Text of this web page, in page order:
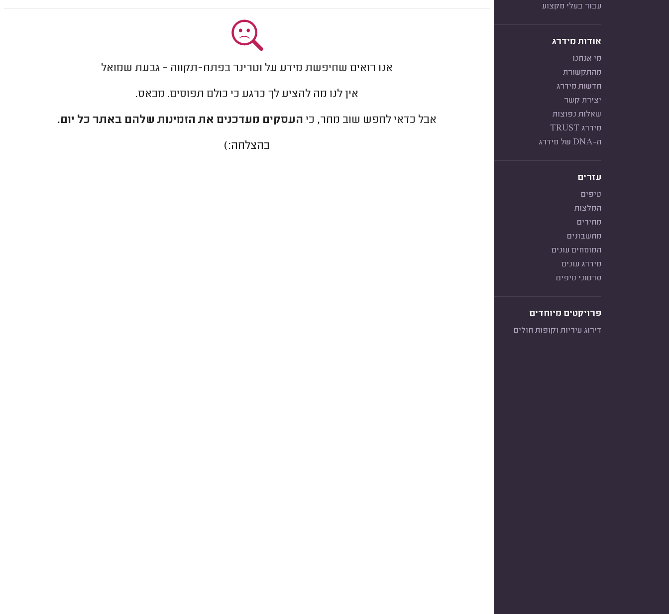
עבור בעלי מקצוע
אודות מידרג
מי אנחנו
מהתקשורת
חדשות מידרג
יצירת קשר
שאלות נפוצות
מידרג TRUST
ה-DNA של מידרג
עזרים
טיפים
המלצות
מחירים
מחשבונים
המומחים עונים
מידרג עונים
סרטוני טיפים
פרויקטים מיוחדים
דירוג עיריות וקופות חולים
אנו רואים שחיפשת מידע על וטרינר בפתח-תקווה - גבעת שמואל
אין לנו מה להציע לך כרגע כי כולם תפוסים. מבאס.
אבל כדאי לחפש שוב מחר, כי העסקים מעדכנים את הזמינות שלהם באתר כל יום.
בהצלחה:)